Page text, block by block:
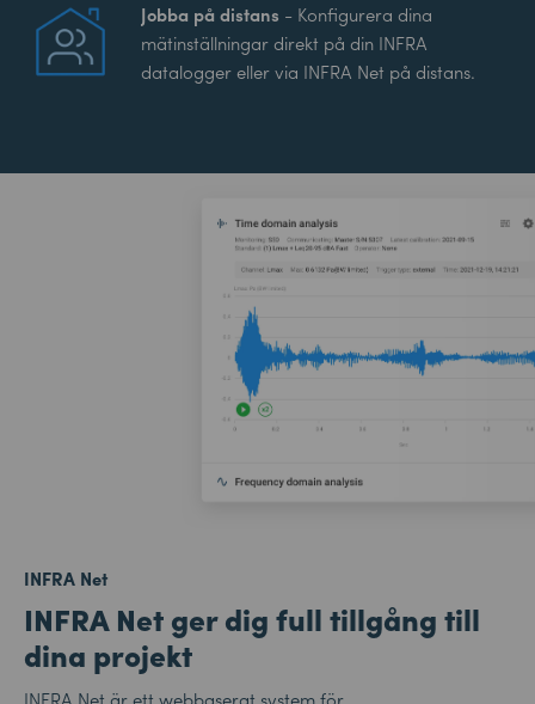
Jobba på distans - Konfigurera dina
mätinställningar direkt på din INFRA
datalogger eller via INFRA Net på distans.
INFRA Net
INFRA Net ger dig full tillgång till
dina projekt